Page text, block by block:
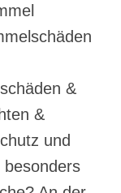
&
&
und
besonders